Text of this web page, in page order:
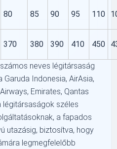
80 85 90 95 110
370 380 390 410 450
neves légitársaság
Garuda Indonesia, AirAsia,
Emirates, Qantas
légitársaságok széles
a fapados
utazásig, biztosítva, hogy
legmegfelelőbb